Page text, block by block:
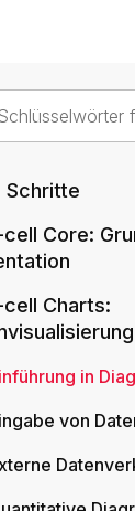
Schritte
Core:
Charts:
in
von